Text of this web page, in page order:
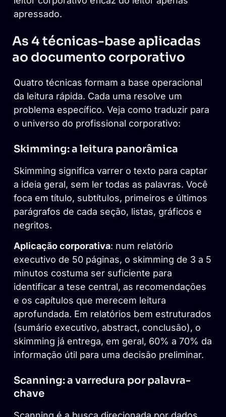
apressado.
As 4 técnicas-base aplicadas
ao documento corporativo
Quatro técnicas formam a base operacional
da leitura rápida. Cada uma resolve um
problema específico. Veja como traduzir para
o universo do profissional corporativo:
Skimming: a leitura panorâmica
Skimming significa varrer o texto para captar
a ideia geral, sem ler todas as palavras. Você
foca em título, subtítulos, primeiros e últimos
parágrafos de cada seção, listas, gráficos e
negritos.
Aplicação corporativa: num relatório
executivo de 50 páginas, o skimming de 3 a 5
minutos costuma ser suficiente para
identificar a tese central, as recomendações
e os capítulos que merecem leitura
aprofundada. Em relatórios bem estruturados
(sumário executivo, abstract, conclusão), o
skimming já entrega, em geral, 60% a 70% da
informação útil para uma decisão preliminar.
Scanning: a varredura por palavra-
chave